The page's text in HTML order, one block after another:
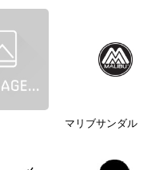
マリブサンダル